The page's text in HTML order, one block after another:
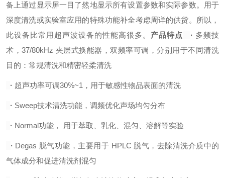
备上通过显示屏一目了然地显示所有设置参数和实际参数。用于
深度清洗或实验室应用的特殊功能补全考虑周详的供货。所以，
此设备比常用超声波设备的性能高很多。 产品特点 · 多频技
术，37/80kHz 夹层式换能器，双频率可调，分别用于不同清洗
目的：常规清洗和精密轻柔清洗
· 超声功率可调30%~1，用于敏感性物品表面的清洗
· Sweep技术清洗功能，调频优化声场均匀分布
· Normal功能， 用于萃取、乳化、混匀、溶解等实验
· Degas 脱气功能，主要用于 HPLC 脱气，去除清洗介质中的
气体成分和促进清洗剂混匀